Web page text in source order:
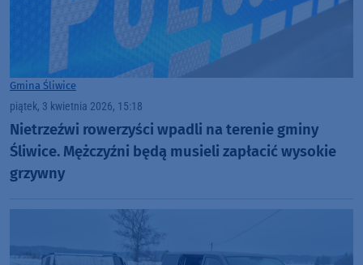
Gmina Śliwice
piątek, 3 kwietnia 2026, 15:18
Nietrzeźwi rowerzyści wpadli na terenie gminy
Śliwice. Mężczyźni będą musieli zapłacić wysokie
grzywny